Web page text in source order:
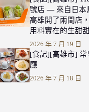
號店 — 來自日本
高雄開了兩間店
用料實在的生甜
2026 年 7 月 19 日
[食記][高雄市]
廳
2026 年 7 月 18 日